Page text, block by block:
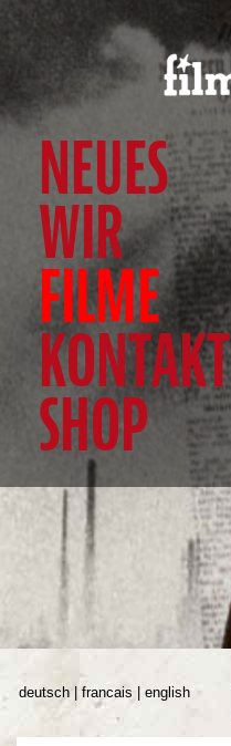
NEUES
WIR
FILME
KONTAKT
SHOP
deutsch francais english